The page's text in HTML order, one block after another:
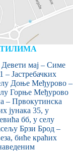
Девети мај – Симе
Јастребачких
Доње Међурово –
Горње Међурово
– Првокутинска
јунака 35, у
бб, у селу
Брзи Брод –
биће краћих